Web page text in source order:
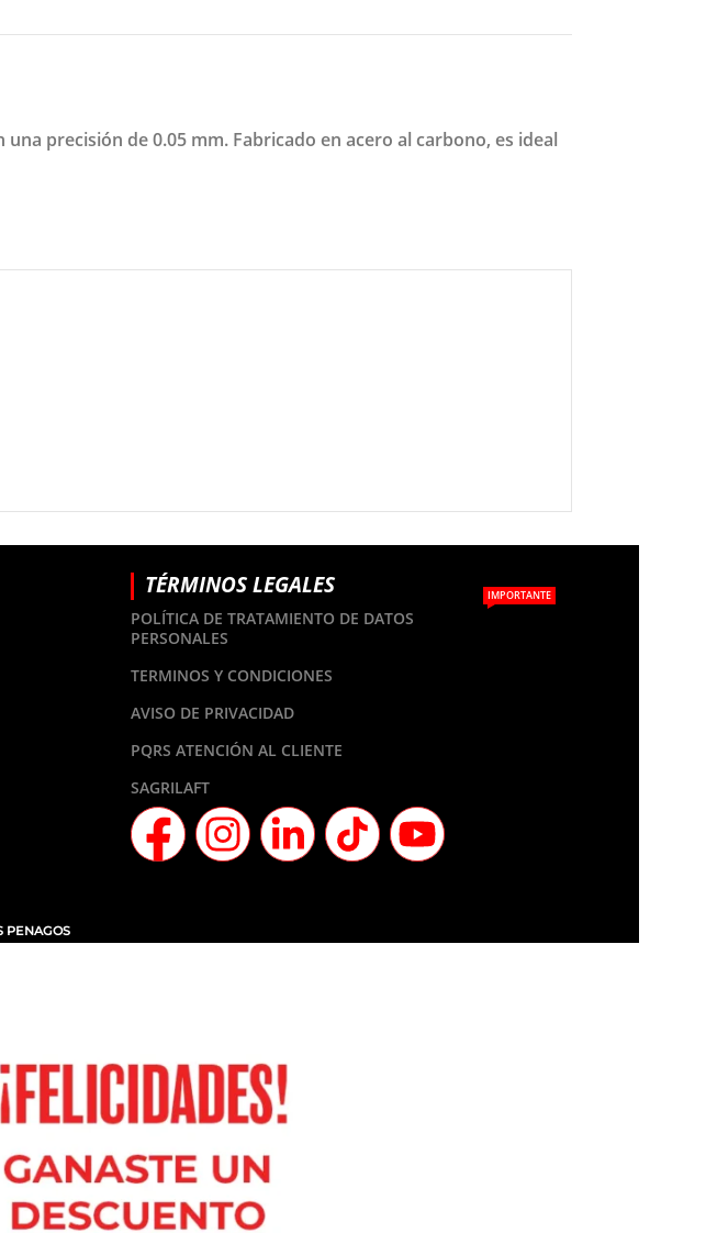
precisión de 0.05 mm. Fabricado en acero al carbono, es ideal
TÉRMINOS LEGALES
POLÍTICA DE TRATAMIENTO DE DATOS
PERSONALES
IMPORTANTE
TERMINOS Y CONDICIONES
AVISO DE PRIVACIDAD
PQRS ATENCIÓN AL CLIENTE
SAGRILAFT
PENAGOS